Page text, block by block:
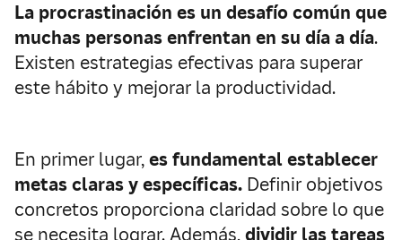
La procrastinación es un desafío común que
muchas personas enfrentan en su día a día.
Existen estrategias efectivas para superar
este hábito y mejorar la productividad.
En primer lugar,es fundamental establecer
metas claras y específicas. Definir objetivos
concretos proporciona claridad sobre lo que
se necesita lograr. Además,dividir las tareas